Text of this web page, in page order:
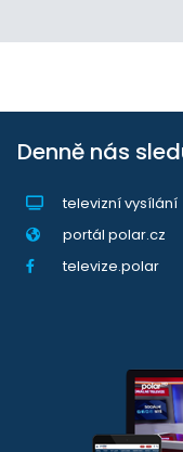
Denně nás
televizní vysílání
portál polar.cz
televize.polar